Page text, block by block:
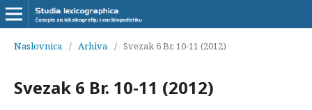
Naslovnica / Arhiva / Svezak 6 Br. 10-11 (2012)
Svezak 6 Br. 10-11 (2012)